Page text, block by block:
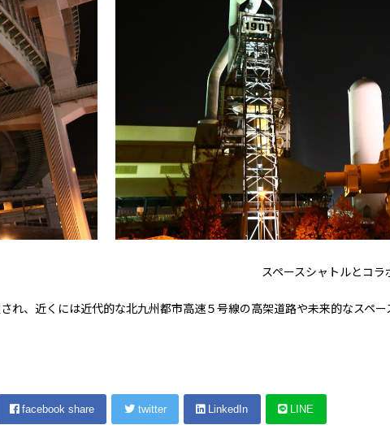
スペースシャトルとコラ
、近くには近代的な北九州都市高速５号線の高架道路や未来的なスペ
facebook share twitter LinkedIn LINE